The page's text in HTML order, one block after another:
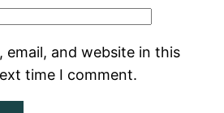
email, and website in this
time I comment.